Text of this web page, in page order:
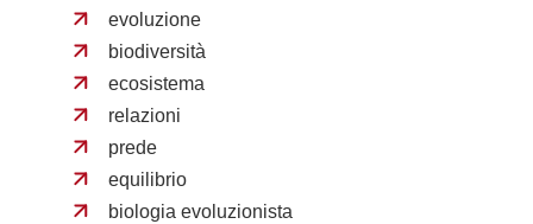
evoluzione
biodiversità
ecosistema
relazioni
prede
equilibrio
biologia evoluzionista